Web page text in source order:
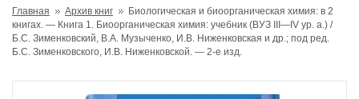
Главная Архив книг
Биологическая и биоорганическая химия: в 2
книгах. — Книга 1. Биоорганическая химия: учебник (ВУЗ ІІІ—ІV ур. а.) /
Б.С. Зименковский, В.А. Музыченко, И.В. Ниженковская и др.; под ред.
Б.С. Зименковского, И.В. Ниженковской. — 2-е изд.